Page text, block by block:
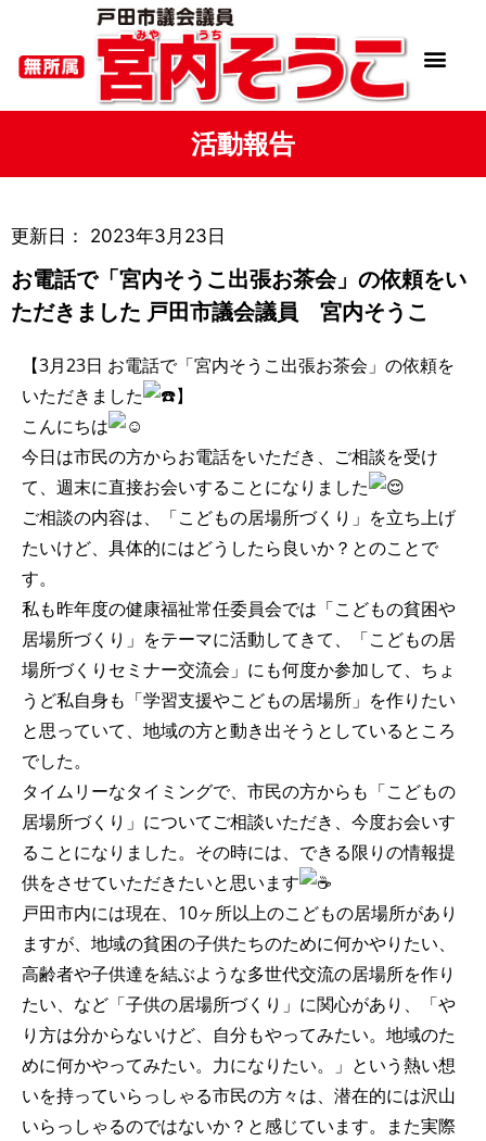
活動報告
更新日： 2023年3月23日
お電話で「宮内そうこ出張お茶会」の依頼をい
ただきました 戸田市議会議員 宮内そうこ
【3月23日 お電話で「宮内そうこ出張お茶会」の依頼を
いただきました
】
こんにちは
今日は市民の方からお電話をいただき、ご相談を受け
て、週末に直接お会いすることになりました
ご相談の内容は、「こどもの居場所づくり」を立ち上げ
たいけど、具体的にはどうしたら良いか？とのことで
す。
私も昨年度の健康福祉常任委員会では「こどもの貧困や
居場所づくり」をテーマに活動してきて、「こどもの居
場所づくりセミナー交流会」にも何度か参加して、ちょ
うど私自身も「学習支援やこどもの居場所」を作りたい
と思っていて、地域の方と動き出そうとしているところ
でした。
タイムリーなタイミングで、市民の方からも「こどもの
居場所づくり」についてご相談いただき、今度お会いす
ることになりました。その時には、できる限りの情報提
供をさせていただきたいと思います
戸田市内には現在、10ヶ所以上のこどもの居場所があり
ますが、地域の貧困の子供たちのために何かやりたい、
高齢者や子供達を結ぶような多世代交流の居場所を作り
たい、など「子供の居場所づくり」に関心があり、「や
り方は分からないけど、自分もやってみたい。地域のた
めに何かやってみたい。力になりたい。」という熱い想
いを持っていらっしゃる市民の方々は、潜在的には沢山
いらっしゃるのではないか？と感じています。また実際